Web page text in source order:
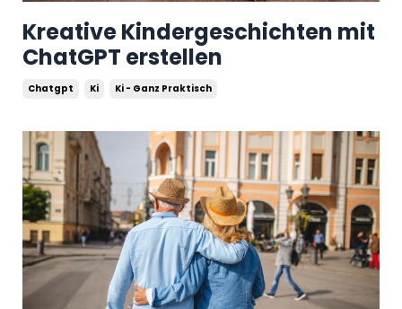
Kreative Kindergeschichten mit
ChatGPT erstellen
Chatgpt Ki Ki - Ganz Praktisch